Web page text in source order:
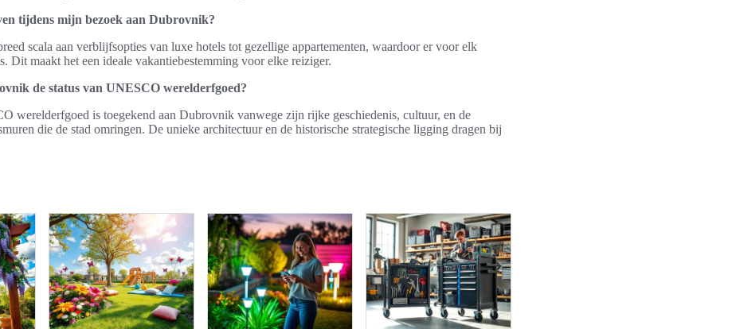
tijdens mijn bezoek aan Dubrovnik?
scala aan verblijfsopties van luxe hotels tot gezellige appartementen, waardoor er voor elk
Dit maakt het een ideale vakantiebestemming voor elke reiziger.
de status van UNESCO werelderfgoed?
werelderfgoed is toegekend aan Dubrovnik vanwege zijn rijke geschiedenis, cultuur, en de
die de stad omringen. De unieke architectuur en de historische strategische ligging dragen bij